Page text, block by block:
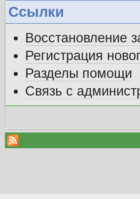
Ссылки
Восстановление
Регистрация
Разделы помощи
Связь с